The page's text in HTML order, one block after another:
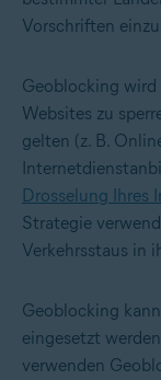
Vorschriften
Geoblocking wird
Websites zu
gelten (z. B.
Drosselung Ihres
Strategie
Verkehrsstaus in
Geoblocking
eingesetzt
verwenden